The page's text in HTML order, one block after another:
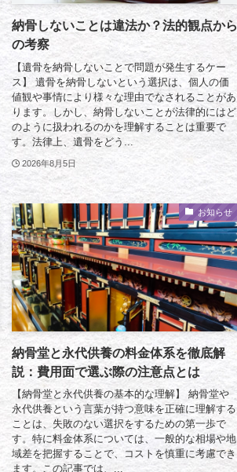
納骨しないことは違法か？法的観点から
の考察
【遺骨を納骨しないことで問題が発生するケー
ス】 遺骨を納骨しないという選択は、個人の価
値観や事情により様々な理由でなされることがあ
ります。しかし、納骨しないことが法律的にはど
のように扱われるのかを理解することは重要で
す。法律上、遺骨をどう...
2026年8月5日
お知らせ
納骨堂と永代供養の料金体系を徹底解
説：費用面で選ぶ際の注意点とは
【納骨堂と永代供養の基本的な理解】 納骨堂や
永代供養という言葉が持つ意味を正確に理解する
ことは、失敗のない選択をするための第一歩で
す。特に料金体系については、一般的な相場や地
域差を把握することで、コストを慎重に考慮でき
ます。この記事では、...